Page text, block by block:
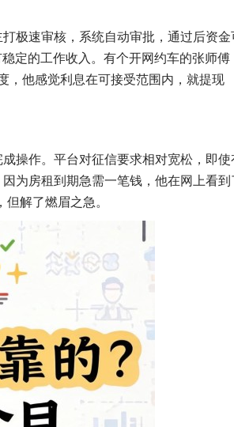
极速审核，系统自动审批，通过后资金
定的工作收入。有个开网约车的张师傅
，他感觉利息在可接受范围内，就提现
操作。平台对征信要求相对宽松，即使
为房租到期急需一笔钱，他在网上看到
解了燃眉之急。